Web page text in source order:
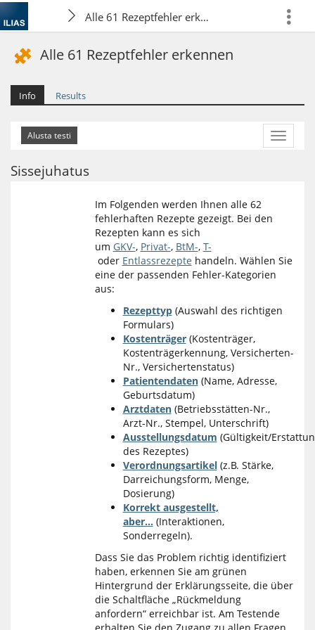
Alle 61 Rezeptfehler erkennen
more
Alle 61 Rezeptfehler erkennen
Info Results
More
Actions
Sissejuhatus
Im Folgenden werden Ihnen alle 62
fehlerhaften Rezepte gezeigt. Bei den
Rezepten kann es sich
um GKV-, Privat-, BtM-, T-
oder Entlassrezepte handeln. Wählen Sie
eine der passenden Fehler-Kategorien
aus:
Rezepttyp(Auswahl des richtigen
Formulars)
Kostenträger(Kostenträger,
Kostenträgerkennung, Versicherten-
Nr., Versichertenstatus)
Patientendaten(Name, Adresse,
Geburtsdatum)
Arztdaten(Betriebsstätten-Nr.,
Arzt-Nr., Stempel, Unterschrift)
Ausstellungsdatum (Gültigkeit/
des Rezeptes)
Verordnungsartikel(z.B. Stärke,
Darreichungsform, Menge,
Dosierung)
Korrekt ausgestellt,
aber... (Interaktionen,
Sonderregeln).
Dass Sie das Problem richtig identifiziert
haben, erkennen Sie am grünen
Hintergrund der Erklärungsseite, die über
die Schaltfläche „Rückmeldung
anfordern“ erreichbar ist. Am Testende